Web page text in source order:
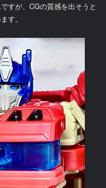
すが、CGの質感を出そうと
す。